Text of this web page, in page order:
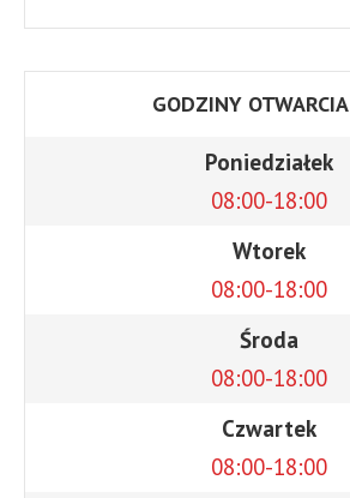
GODZINY OTWARCIA
Poniedziałek
08:00-18:00
Wtorek
08:00-18:00
Środa
08:00-18:00
Czwartek
08:00-18:00